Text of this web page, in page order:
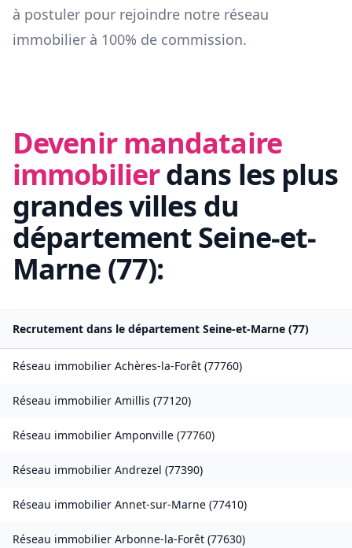
à postuler pour rejoindre notre réseau
immobilier à 100% de commission.
Devenir mandataire
immobilierdans les plus
grandes villes du
départementSeine-et-
Marne (77):
Recrutement dans le département Seine-et-Marne (77)
Réseau immobilier Achères-la-Forêt (77760)
Réseau immobilier Amillis (77120)
Réseau immobilier Amponville (77760)
Réseau immobilier Andrezel (77390)
Réseau immobilier Annet-sur-Marne (77410)
Réseau immobilier Arbonne-la-Forêt (77630)